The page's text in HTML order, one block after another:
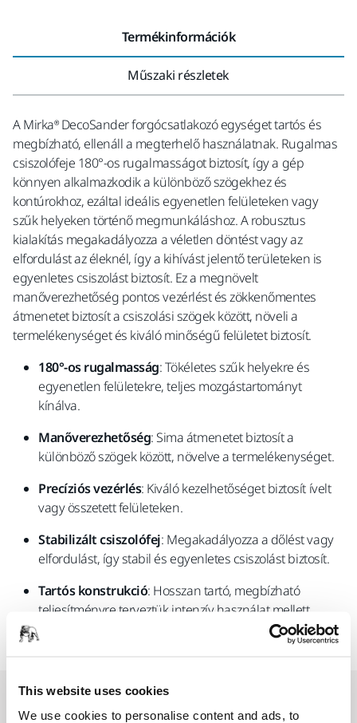
This website uses cookies
We use cookies to personalise content and ads, to
Termékinformációk
Műszaki részletek
A Mirka® DecoSander forgócsatlakozó egységet tartós és
megbízható, ellenáll a megterhelő használatnak. Rugalmas
csiszolófeje 180°-os rugalmasságot biztosít, így a gép
könnyen alkalmazkodik a különböző szögekhez és
kontúrokhoz, ezáltal ideális egyenetlen felületeken vagy
szűk helyeken történő megmunkáláshoz. A robusztus
kialakítás megakadályozza a véletlen döntést vagy az
elfordulást az éleknél, így a kihívást jelentő területeken is
egyenletes csiszolást biztosít. Ez a megnövelt
manőverezhetőség pontos vezérlést és zökkenőmentes
átmenetet biztosít a csiszolási szögek között, növeli a
termelékenységet és kiváló minőségű felületet biztosít.
180°-os rugalmasság: Tökéletes szűk helyekre és
egyenetlen felületekre, teljes mozgástartományt
kínálva.
Manőverezhetőség: Sima átmenetet biztosít a
különböző szögek között, növelve a termelékenységet.
Precíziós vezérlés: Kiváló kezelhetőséget biztosít ívelt
vagy összetett felületeken.
Stabilizált csiszolófej: Megakadályozza a dőlést vagy
elfordulást, így stabil és egyenletes csiszolást biztosít.
Tartós konstrukció: Hosszan tartó, megbízható
teljesítményre terveztük intenzív használat mellett.
Kapcsolódó termékek